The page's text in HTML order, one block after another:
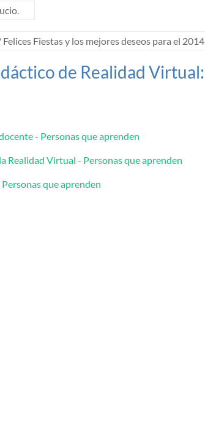
Fiestas y los mejores deseos para el 2014
de Realidad Virtual:
- Personas que aprenden
Realidad Virtual - Personas que aprenden
que aprenden